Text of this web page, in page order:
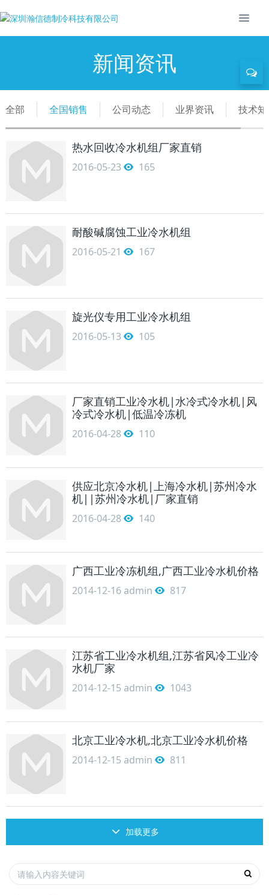
新闻资讯
全部 全国销售 公司动态 业界资讯 技术
热水回收冷水机组厂家直销
2016-05-23 165
耐酸碱腐蚀工业冷水机组
2016-05-21 167
旋光仪专用工业冷水机组
2016-05-13 105
厂家直销工业冷水机|水冷式冷水机|风
冷式冷水机|低温冷冻机
2016-04-28 110
供应北京冷水机|上海冷水机|苏州冷水
机||苏州冷水机|厂家直销
2016-04-28 140
广西工业冷冻机组,广西工业冷水机价格
2014-12-16 admin 817
江苏省工业冷水机组,江苏省风冷工业冷
水机厂家
2014-12-15 admin 1043
北京工业冷水机,北京工业冷水机价格
2014-12-15 admin 811
加载更多